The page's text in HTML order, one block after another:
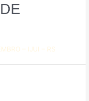
– IJUI – RS